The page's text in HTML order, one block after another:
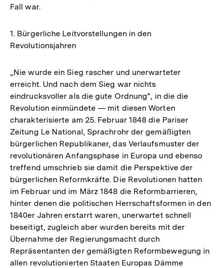
Fall war.
1. Bürgerliche Leitvorstellungen in den
Revolutionsjahren
„Nie wurde ein Sieg rascher und unerwarteter
erreicht. Und nach dem Sieg war nichts
eindrucksvoller als die gute Ordnung", in die die
Revolution einmündete — mit diesen Worten
charakterisierte am 25. Februar 1848 die Pariser
Zeitung Le National, Sprachrohr der gemäßigten
bürgerlichen Republikaner, das Verlaufsmuster der
revolutionären Anfangsphase in Europa und ebenso
treffend umschrieb sie damit die Perspektive der
bürgerlichen Reformkräfte. Die Revolutionen hatten
im Februar und im März 1848 die Reformbarrieren,
hinter denen die politischen Herrschaftsformen in den
1840er Jahren erstarrt waren, unerwartet schnell
beseitigt, zugleich aber wurden bereits mit der
Übernahme der Regierungsmacht durch
Repräsentanten der gemäßigten Reformbewegung in
allen revolutionierten Staaten Europas Dämme